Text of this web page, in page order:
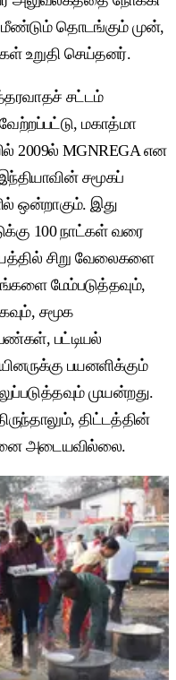
மீண்டும் தொடங்கும் முன்,
உறுதி செய்தனர்.
சட்டம்
மகாத்மா
2009ல் MGNREGA என
சமூகப்
ஒன்றாகும். இது
100 நாட்கள் வரை
சிறு வேலைகளை
மேம்படுத்தவும்,
சமூக
பட்டியல்
பயனளிக்கும்
முயன்றது.
திட்டத்தின்
அடையவில்லை.